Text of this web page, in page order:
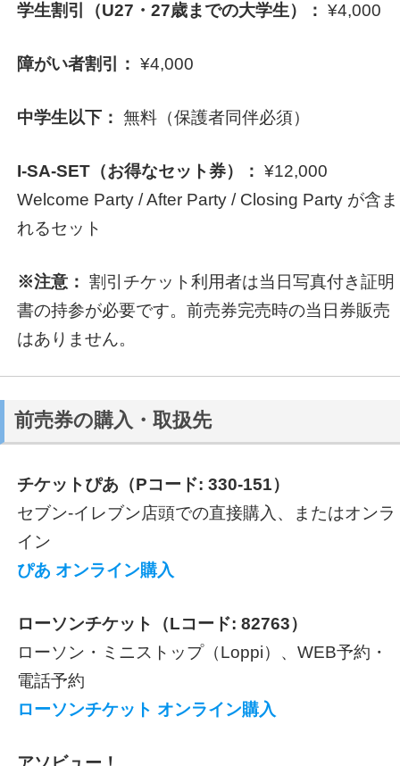
学生割引（U27・27歳までの大学生）： ¥4,000
障がい者割引： ¥4,000
中学生以下： 無料（保護者同伴必須）
I-SA-SET（お得なセット券）： ¥12,000
Welcome Party / After Party / Closing Party が含ま
れるセット
※注意： 割引チケット利用者は当日写真付き証明
書の持参が必要です。前売券完売時の当日券販売
はありません。
前売券の購入・取扱先
チケットぴあ（Pコード: 330-151）
セブン-イレブン店頭での直接購入、またはオンラ
イン
ぴあ オンライン購入
ローソンチケット（Lコード: 82763）
ローソン・ミニストップ（Loppi）、WEB予約・
電話予約
ローソンチケット オンライン購入